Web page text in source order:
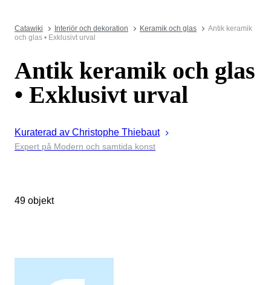
Catawiki Interiör och dekoration Keramik och glas
Antik keramik
och glas • Exklusivt urval
Antik keramik och glas
• Exklusivt urval
Kuraterad av Christophe Thiebaut
Expert på Modern och samtida konst
49 objekt